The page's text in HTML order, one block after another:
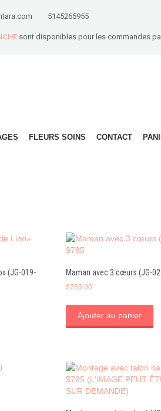
5145265955
sont disponibles pour les commandes
FLEURS SOINS CONTACT
(JG-019-
Maman avec 3 cœurs (JG-
$785.00
Ajouter au panier